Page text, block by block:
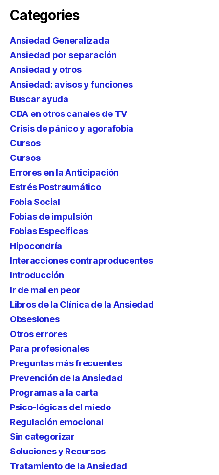
Categories
Ansiedad Generalizada
Ansiedad por separación
Ansiedad y otros
Ansiedad: avisos y funciones
Buscar ayuda
CDA en otros canales de TV
Crisis de pánico y agorafobia
Cursos
Cursos
Errores en la Anticipación
Estrés Postraumático
Fobia Social
Fobias de impulsión
Fobias Específicas
Hipocondría
Interacciones contraproducentes
Introducción
Ir de mal en peor
Libros de la Clínica de la Ansiedad
Obsesiones
Otros errores
Para profesionales
Preguntas más frecuentes
Prevención de la Ansiedad
Programas a la carta
Psico-lógicas del miedo
Regulación emocional
Sin categorizar
Soluciones y Recursos
Tratamiento de la Ansiedad